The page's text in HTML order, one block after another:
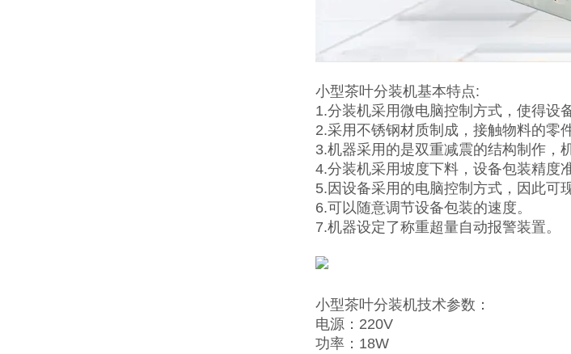
小型茶叶分装机基本特点:
1.分装机采用微电脑控制方式，使得设
2.采用不锈钢材质制成，接触物料的零
3.机器采用的是双重减震的结构制作，
4.分装机采用坡度下料，设备包装精度
5.因设备采用的电脑控制方式，因此可
6.可以随意调节设备包装的速度。
7.机器设定了称重超量自动报警装置。
小型茶叶分装机技术参数：
电源：220V
功率：18W